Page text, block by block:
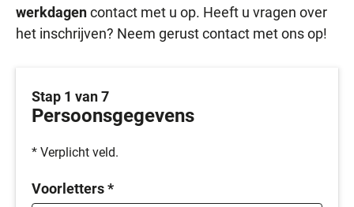
werkdagencontact met u op. Heeft u vragen over
het inschrijven? Neem gerust contact met ons op!
Stap 1 van 7
Persoonsgegevens
* Verplicht veld.
Voorletters*